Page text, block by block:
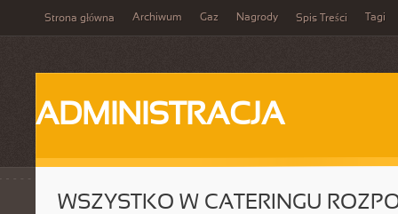
Strona główna Archiwum Gaz Nagrody Spis Treści Tagi
ADMINISTRACJA
WSZYSTKO W CATERINGU